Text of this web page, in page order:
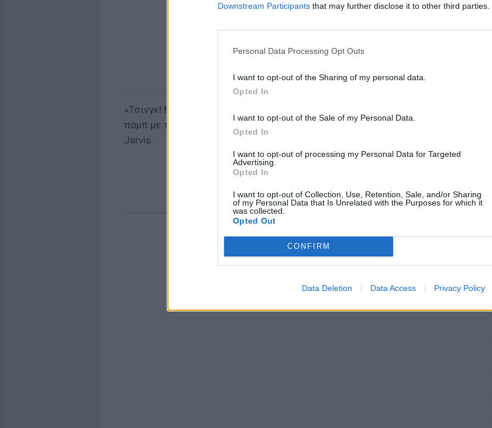
Downstream Participants that may further disclose it to other third parties.
Personal Data Processing Opt Outs
I want to opt-out of the Sharing of my personal data.
Opted In
I want to opt-out of the Sale of my Personal Data.
Opted In
I want to opt-out of processing my Personal Data for Targeted
Advertising.
Opted In
I want to opt-out of Collection, Use, Retention, Sale, and/or Sharing
of my Personal Data that Is Unrelated with the Purposes for which it
was collected.
Opted Out
CONFIRM
Data Deletion Data Access Privacy Policy
«Τσινγκ! Μόλις χρεωθήκατε αυτόματα στην κάρτα σας. Το δοκιμάσαμε στην
παμπ με το δικό τους POS και λειτούργησε», συνέχισε στην ανάρτησή του ο
Jarvis.
ΔΙΑΦΗΜΙΣΗ